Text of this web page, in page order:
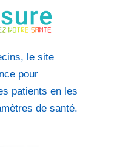
le site
pour
patients en les
de santé.